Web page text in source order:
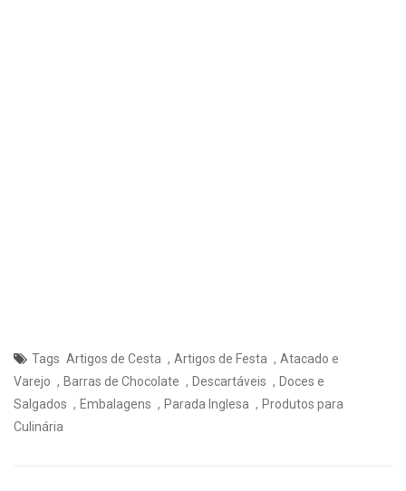
Tags Artigos de Cesta , Artigos de Festa , Atacado e
Varejo , Barras de Chocolate , Descartáveis , Doces e
Salgados , Embalagens , Parada Inglesa , Produtos para
Culinária